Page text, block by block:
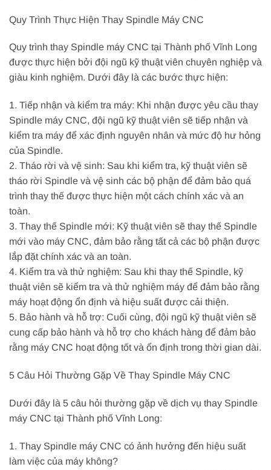
Quy Trình Thực Hiện Thay Spindle Máy CNC
Quy trình thay Spindle máy CNC tại Thành phố Vĩnh Long
được thực hiện bởi đội ngũ kỹ thuật viên chuyên nghiệp và
giàu kinh nghiệm. Dưới đây là các bước thực hiện:
1. Tiếp nhận và kiểm tra máy: Khi nhận được yêu cầu thay
Spindle máy CNC, đội ngũ kỹ thuật viên sẽ tiếp nhận và
kiểm tra máy để xác định nguyên nhân và mức độ hư hỏng
của Spindle.
2. Tháo rời và vệ sinh: Sau khi kiểm tra, kỹ thuật viên sẽ
tháo rời Spindle và vệ sinh các bộ phận để đảm bảo quá
trình thay thế được thực hiện một cách chính xác và an
toàn.
3. Thay thế Spindle mới: Kỹ thuật viên sẽ thay thế Spindle
mới vào máy CNC, đảm bảo rằng tất cả các bộ phận được
lắp đặt chính xác và an toàn.
4. Kiểm tra và thử nghiệm: Sau khi thay thế Spindle, kỹ
thuật viên sẽ kiểm tra và thử nghiệm máy để đảm bảo rằng
máy hoạt động ổn định và hiệu suất được cải thiện.
5. Bảo hành và hỗ trợ: Cuối cùng, đội ngũ kỹ thuật viên sẽ
cung cấp bảo hành và hỗ trợ cho khách hàng để đảm bảo
rằng máy CNC hoạt động tốt và ổn định trong thời gian dài.
5 Câu Hỏi Thường Gặp Về Thay Spindle Máy CNC
Dưới đây là 5 câu hỏi thường gặp về dịch vụ thay Spindle
máy CNC tại Thành phố Vĩnh Long:
1. Thay Spindle máy CNC có ảnh hưởng đến hiệu suất
làm việc của máy không?